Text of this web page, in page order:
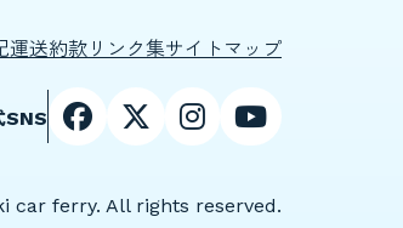
運送約款 リンク集サイトマップ
SNS
car ferry. All rights reserved.